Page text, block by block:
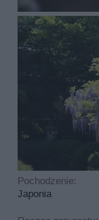
Glicynia kwiecista
być osłonięte od
Wymagania co do
być żyzna,
chwili. Sprawdź
Uprawa i
Wisteria
samo jak krótsze
Glicynia kwiecista
kompostem lub
Pochodzenie:
Japonia